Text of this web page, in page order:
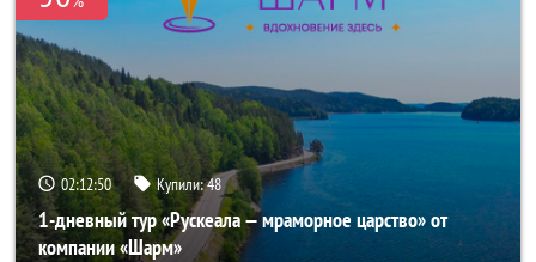
02:12:49 Купили:48
1-дневный тур «Рускеала — мраморное царство» от
компании «Шарм»